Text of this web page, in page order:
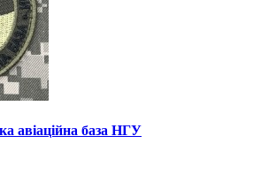
авіаційна база НГУ